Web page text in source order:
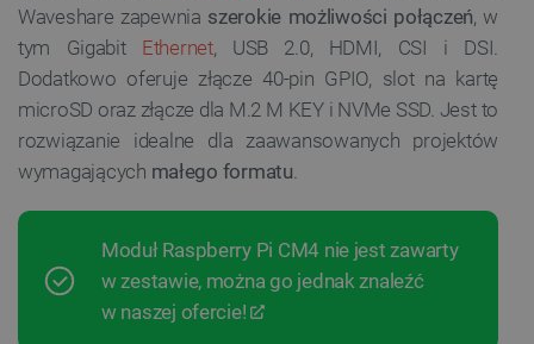
Waveshare zapewnia szerokie możliwości połączeń, w
tym Gigabit Ethernet, USB 2.0, HDMI, CSI i DSI.
Dodatkowo oferuje złącze 40-pin GPIO, slot na kartę
microSD oraz złącze dla M.2 M KEY i NVMe SSD. Jest to
rozwiązanie idealne dla zaawansowanych projektów
wymagających małego formatu.
Moduł Raspberry Pi CM4 nie jest zawarty
w zestawie, można go jednak znaleźć
w naszej ofercie!